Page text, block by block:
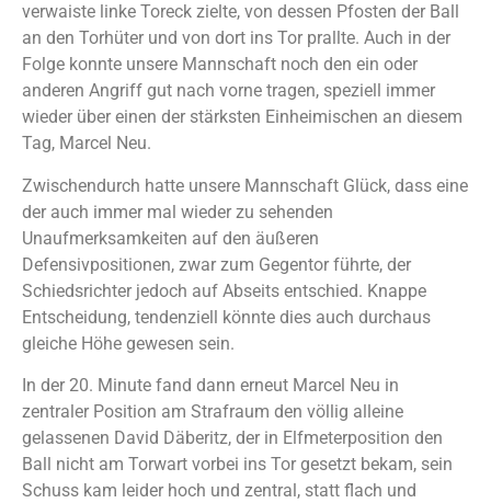
verwaiste linke Toreck zielte, von dessen Pfosten der Ball
an den Torhüter und von dort ins Tor prallte. Auch in der
Folge konnte unsere Mannschaft noch den ein oder
anderen Angriff gut nach vorne tragen, speziell immer
wieder über einen der stärksten Einheimischen an diesem
Tag, Marcel Neu.
Zwischendurch hatte unsere Mannschaft Glück, dass eine
der auch immer mal wieder zu sehenden
Unaufmerksamkeiten auf den äußeren
Defensivpositionen, zwar zum Gegentor führte, der
Schiedsrichter jedoch auf Abseits entschied. Knappe
Entscheidung, tendenziell könnte dies auch durchaus
gleiche Höhe gewesen sein.
In der 20. Minute fand dann erneut Marcel Neu in
zentraler Position am Strafraum den völlig alleine
gelassenen David Däberitz, der in Elfmeterposition den
Ball nicht am Torwart vorbei ins Tor gesetzt bekam, sein
Schuss kam leider hoch und zentral, statt flach und